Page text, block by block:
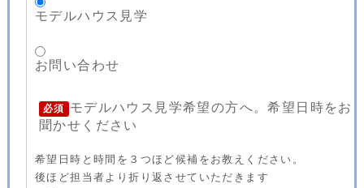
モデルハウス見学
お問い合わせ
必須
モデルハウス見学希望の方へ。希望日時をお
聞かせください
希望日時と時間を３つほど候補をお教えください。
後ほど担当者より折り返させていただきます